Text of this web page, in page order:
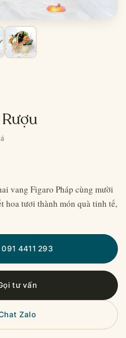
vang Figaro Pháp cùng mười
hoa tươi thành món quà tinh tế,
4411 293
tư vấn
Zalo